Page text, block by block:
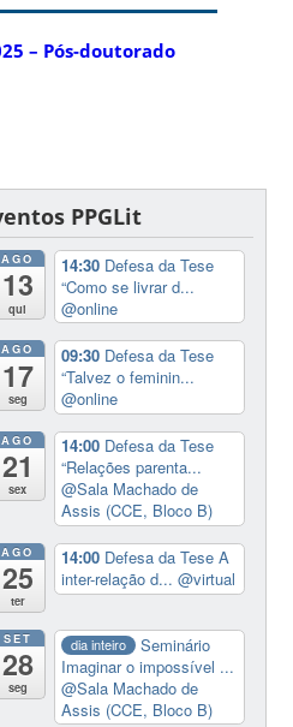
– Pós-doutorado
PPGLit
AGO
13
qui
14:30 Defesa da Tese
“Como se livrar d...
@online
AGO
17
seg
09:30 Defesa da Tese
“Talvez o feminin...
@online
AGO
21
sex
14:00 Defesa da Tese
“Relações parenta...
@Sala Machado de
Assis (CCE, Bloco B)
AGO
25
ter
14:00 Defesa da Tese A
inter-relação d...@virtual
SET
28
seg
dia inteiro
Seminário
Imaginar o impossível ...
@Sala Machado de
Assis (CCE, Bloco B)